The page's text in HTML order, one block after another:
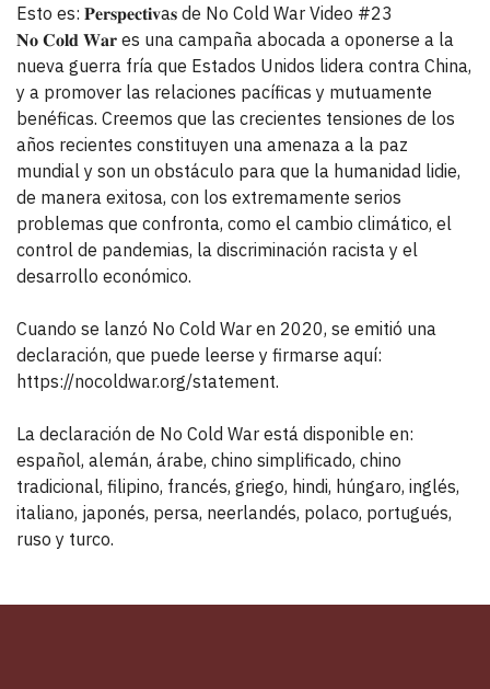
Esto es: 𝐏𝐞𝐫𝐬𝐩𝐞𝐜𝐭𝐢𝐯a𝐬 de No Cold War Video #23
𝐍𝐨 𝐂𝐨𝐥𝐝 𝐖𝐚𝐫 es una campaña abocada a oponerse a la
nueva guerra fría que Estados Unidos lidera contra China,
y a promover las relaciones pacíficas y mutuamente
benéficas. Creemos que las crecientes tensiones de los
años recientes constituyen una amenaza a la paz
mundial y son un obstáculo para que la humanidad lidie,
de manera exitosa, con los extremamente serios
problemas que confronta, como el cambio climático, el
control de pandemias, la discriminación racista y el
desarrollo económico.
Cuando se lanzó No Cold War en 2020, se emitió una
declaración, que puede leerse y firmarse aquí:
https://nocoldwar.org/statement.
La declaración de No Cold War está disponible en:
español, alemán, árabe, chino simplificado, chino
tradicional, filipino, francés, griego, hindi, húngaro, inglés,
italiano, japonés, persa, neerlandés, polaco, portugués,
ruso y turco.